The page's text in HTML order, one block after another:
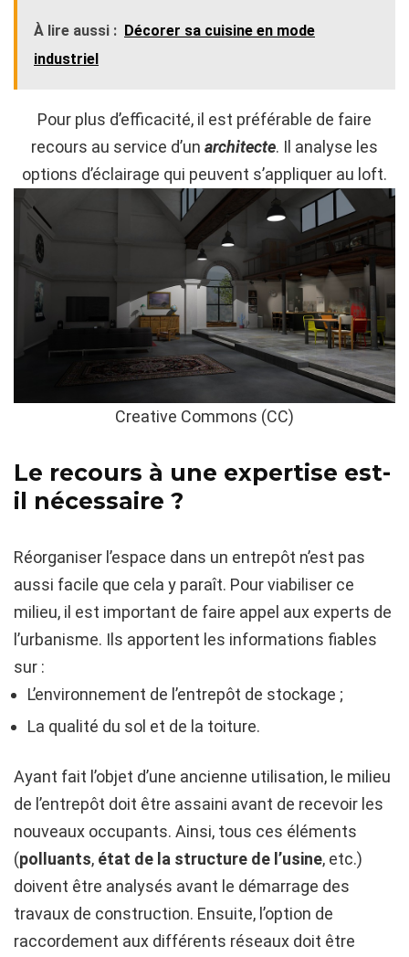
À lire aussi : Décorer sa cuisine en mode
industriel
Pour plus d’efficacité, il est préférable de faire
recours au service d’un architecte. Il analyse les
options d’éclairage qui peuvent s’appliquer au loft.
Creative Commons (CC)
Le recours à une expertise est-
il nécessaire ?
Réorganiser l’espace dans un entrepôt n’est pas
aussi facile que cela y paraît. Pour viabiliser ce
milieu, il est important de faire appel aux experts de
l’urbanisme. Ils apportent les informations fiables
sur :
L’environnement de l’entrepôt de stockage ;
La qualité du sol et de la toiture.
Ayant fait l’objet d’une ancienne utilisation, le milieu
de l’entrepôt doit être assaini avant de recevoir les
nouveaux occupants. Ainsi, tous ces éléments
(polluants, état de la structure de l’usine, etc.)
doivent être analysés avant le démarrage des
travaux de construction. Ensuite, l’option de
raccordement aux différents réseaux doit être